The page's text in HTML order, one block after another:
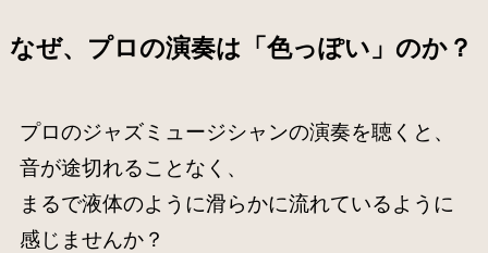
なぜ、プロの演奏は「色っぽい」のか？
プロのジャズミュージシャンの演奏を聴くと、
音が途切れることなく、
まるで液体のように滑らかに流れているように
感じませんか？